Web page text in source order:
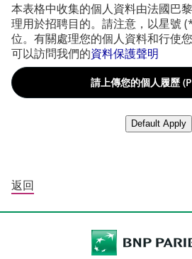
本表格中收集的個人資料由法國巴
理用於招聘目的。請注意，以星號
位。有關處理您的個人資料和行使
可以訪問我們的資料保護聲明
請上傳您的個人履歷
請上傳您的個人履歷 (PDF格式)
Default Apply
從LinkedIn上傳
返回